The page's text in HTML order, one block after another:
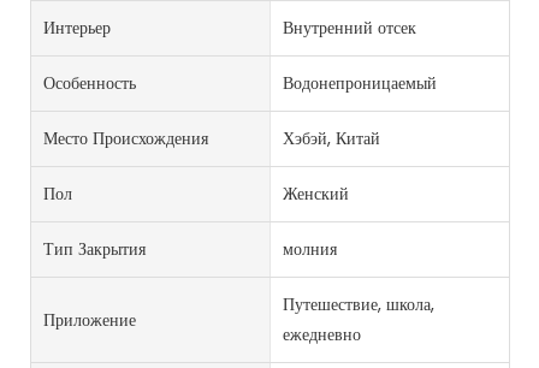
Интерьер Внутренний отсек
Особенность Водонепроницаемый
Место Происхождения Хэбэй, Китай
Пол Женский
Тип Закрытия молния
Приложение
Путешествие, школа,
ежедневно